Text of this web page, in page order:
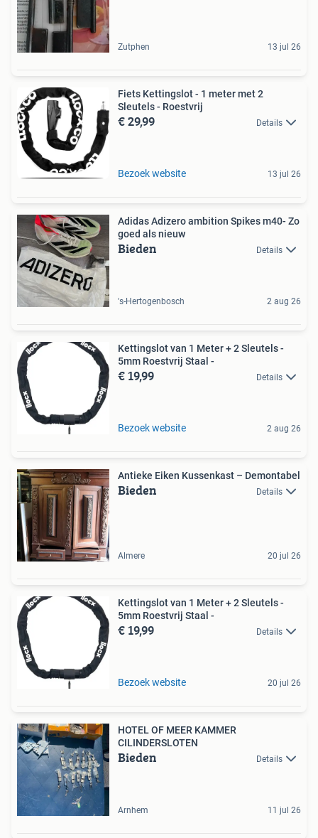
Zutphen 13 jul 26
Fiets Kettingslot - 1 meter met 2
Sleutels - Roestvrij
€ 29,99 Details
Bezoek website 13 jul 26
Adidas Adizero ambition Spikes m40- Zo
goed als nieuw
Bieden Details
's-Hertogenbosch 2 aug 26
Kettingslot van 1 Meter + 2 Sleutels -
5mm Roestvrij Staal -
€ 19,99 Details
Bezoek website 2 aug 26
Antieke Eiken Kussenkast – Demontabel
Bieden Details
Almere 20 jul 26
Kettingslot van 1 Meter + 2 Sleutels -
5mm Roestvrij Staal -
€ 19,99 Details
Bezoek website 20 jul 26
HOTEL OF MEER KAMMER
CILINDERSLOTEN
Bieden Details
Arnhem 11 jul 26